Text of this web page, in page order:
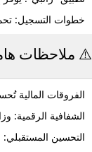
خطوات التسجيل:
⚠️ ملاحظات
الفروقات المالية تُحسب
الشفافية الرقمية:
التحسين المستقبلي: